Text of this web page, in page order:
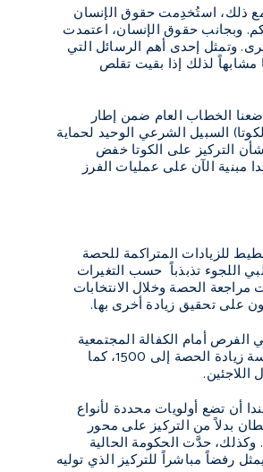
ذلك، استُخدِمت حقوق الإنسان
وبجانب حقوق الإنسان، اعتمدت
وتمثل إحدى أهم الرسائل التي
مشابهاً لذلك إذا بقيت تقلص
الخطاب العام ضمن إطار
السبيل الشرعي الوحيد لحماية
شأن التركيز على الكوتا خفض
مبنية الآن على عمليات الفرز
للزيادات المتراكمة للحصة
اللجوء تذبذباً حسب التغيرات
الحصة وخلال الانتخابات
على تحقيق زيادة أخرى بها.
الحكومة عن أنَّ حصة اللاجئين سوف تزداد زيادة دائمة إلى ألف بدءاً بعام 2018 مع تنامي الفرص أمام الكفالة المجتمعية
المحلية. ومع أنَّ الزيادة لا تصل إلى ما تصبوا إليه حملتنا وحملات غيرنا، فقد تبنى كلا الحزبين المعارضين الرئيسيين سياسة زيادة الحصة إلى 1500، كما
أن تضع أولويات محددة لأنواع
بدلاً من التركيز على محور
الاستضعاف. ورغم تأسيس فئات أخرى للاجئين هي فئات الحالات الطبية والإعاقات، بقيت تلك الفئات موقفة منذ 2009. وكذلك، حدَّت الحكومة الحالية
رفضاً مباشراً للتركيز الذي توليه